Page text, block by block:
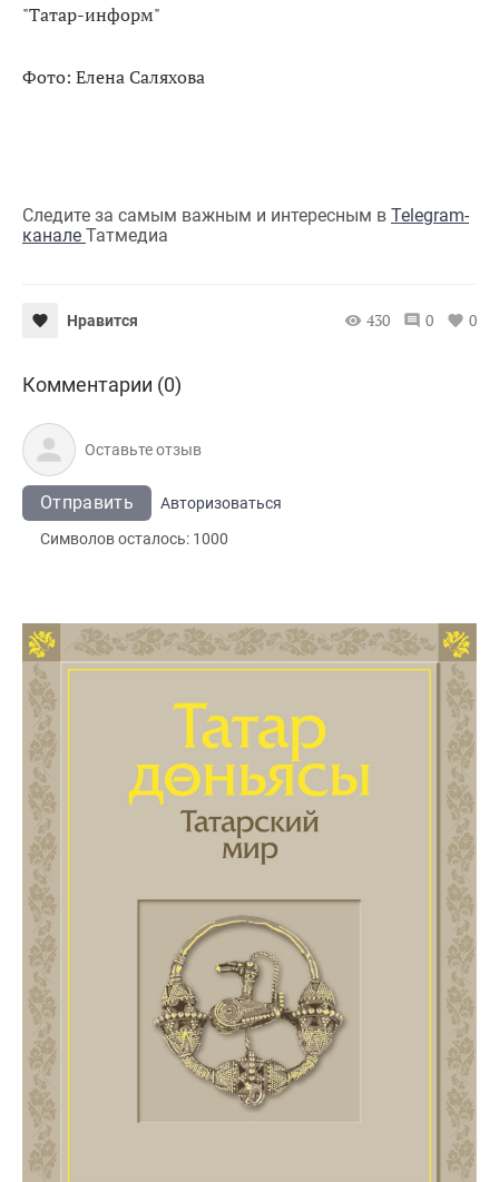
"Татар-информ"
Фото: Елена Саляхова
Следите за самым важным и интересным в Telegram-
канале Татмедиа
Нравится 430 0 0
Комментарии (0)
Отправить
Авторизоваться
Символов осталось: 1000